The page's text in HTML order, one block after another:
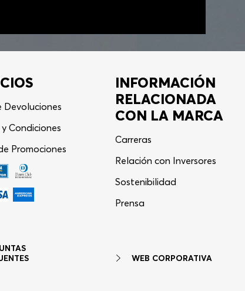
Devoluciones
Condiciones
Promociones
INFORMACIÓN
RELACIONADA
CON LA MARCA
Carreras
Relación con Inversores
Sostenibilidad
Prensa
WEB CORPORATIVA